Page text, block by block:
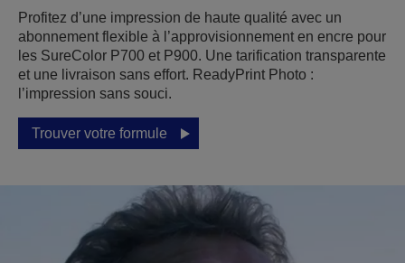
Profitez d’une impression de haute qualité avec un
abonnement flexible à l’approvisionnement en encre pour
les SureColor P700 et P900. Une tarification transparente
et une livraison sans effort. ReadyPrint Photo :
l’impression sans souci.
Trouver votre formule